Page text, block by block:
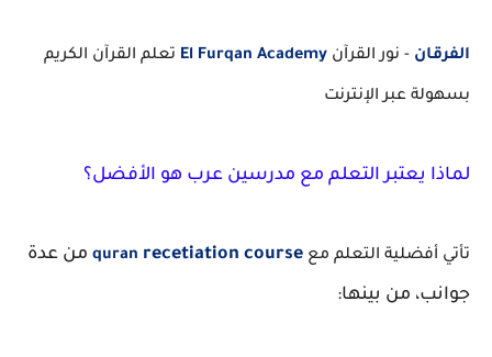
الفرقان - نور القرآن El Furqan Academy تعلم القرآن الكريم
بسهولة عبر الإنترنت
لماذا يعتبر التعلم مع مدرسين عرب هو الأفضل؟
تأتي أفضلية التعلم مع quran recetiation course من عدة
جوانب، من بينها: